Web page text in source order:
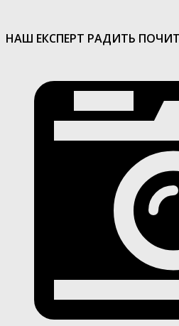
НАШ ЕКСПЕРТ РАДИТЬ